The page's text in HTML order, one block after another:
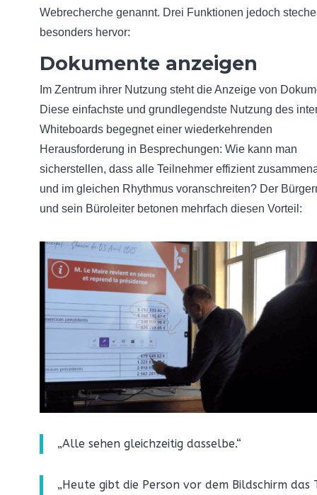
Webrecherche genannt. Drei Funktionen jedoch
besonders hervor:
Dokumente anzeigen
Im Zentrum ihrer Nutzung steht die Anzeige von
Diese einfachste und grundlegendste Nutzung des
Whiteboards begegnet einer wiederkehrenden
Herausforderung in Besprechungen: Wie kann man
sicherstellen, dass alle Teilnehmer effizient
und im gleichen Rhythmus voranschreiten? Der
und sein Büroleiter betonen mehrfach diesen Vorteil:
„Alle sehen gleichzeitig dasselbe.“
„Heute gibt die Person vor dem Bildschirm das